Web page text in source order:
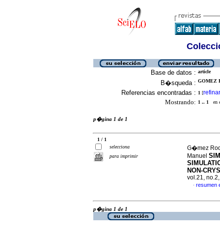
Base de datos : article
B�squeda : GOMEZ
Referencias encontradas : 1 [refinar
Mostrando: 1 .. 1 en
p�gina 1 de 1
1 / 1
selecciona
para imprimir
G�mez
Manuel
NON-
vol.21,
· resumen
p�gina 1 de 1